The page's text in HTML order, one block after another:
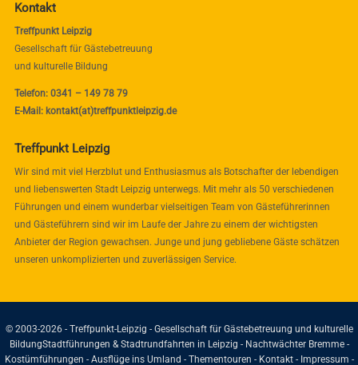
Kontakt
Treffpunkt Leipzig
Gesellschaft für Gästebetreuung
und kulturelle Bildung
Telefon: 0341 – 149 78 79
E-Mail: kontakt(at)treffpunktleipzig.de
Treffpunkt Leipzig
Wir sind mit viel Herzblut und Enthusiasmus als Botschafter der lebendigen
und liebenswerten Stadt Leipzig unterwegs. Mit mehr als 50 verschiedenen
Führungen und einem wunderbar vielseitigen Team von Gästeführerinnen
und Gästeführern sind wir im Laufe der Jahre zu einem der wichtigsten
Anbieter der Region gewachsen. Junge und jung gebliebene Gäste schätzen
unseren unkomplizierten und zuverlässigen Service.
© 2003-2026 - Treffpunkt-Leipzig - Gesellschaft für Gästebetreuung und kulturelle
BildungStadtführungen & Stadtrundfahrten in Leipzig - Nachtwächter Bremme -
Kostümführungen - Ausflüge ins Umland - Thementouren - Kontakt- Impressum -